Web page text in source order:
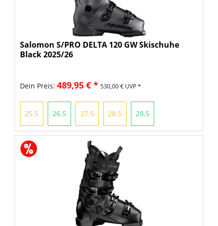
Salomon S/PRO DELTA 120 GW Skischuhe
Black 2025/26
Dein Preis: 489,95 € * 530,00 € UVP *
25.5 26.5 27.5 28.5 29.5